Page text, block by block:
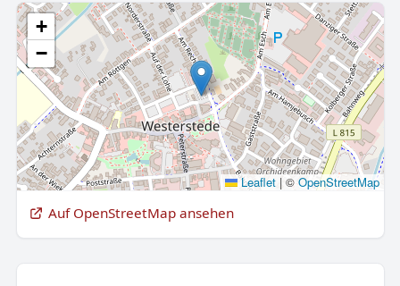
+
−
Leaflet |© OpenStreetMap
Auf OpenStreetMap ansehen